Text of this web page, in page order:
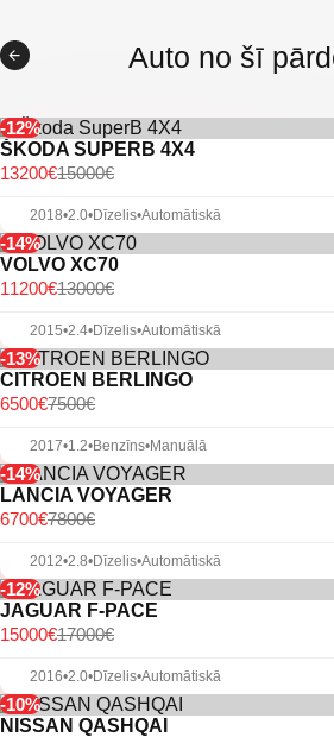
Auto no šī
-12%
ŠKODA SUPERB 4X4
15000€
13200€
2018•2.0•Dīzelis•Automātiskā
-14%
VOLVO XC70
13000€
11200€
2015•2.4•Dīzelis•Automātiskā
-13%
CITROEN BERLINGO
7500€
6500€
2017•1.2•Benzīns•Manuālā
-14%
LANCIA VOYAGER
7800€
6700€
2012•2.8•Dīzelis•Automātiskā
-12%
JAGUAR F-PACE
17000€
15000€
2016•2.0•Dīzelis•Automātiskā
-10%
NISSAN QASHQAI